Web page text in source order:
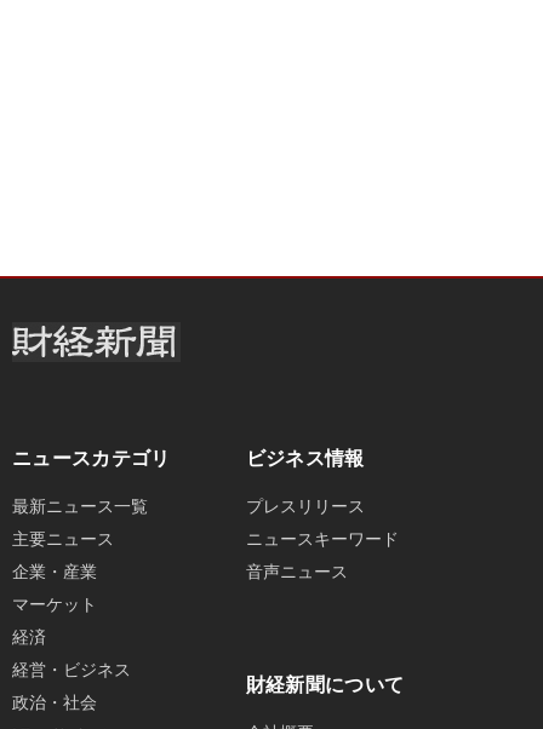
ニュースカテゴリ
最新ニュース一覧
主要ニュース
企業・産業
マーケット
経済
経営・ビジネス
政治・社会
ビジネス情報
プレスリリース
ニュースキーワード
音声ニュース
財経新聞について